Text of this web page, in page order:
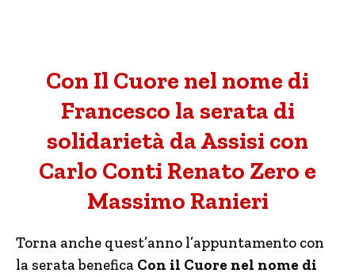
Con Il Cuore nel nome di
Francesco la serata di
solidarietà da Assisi con
Carlo Conti Renato Zero e
Massimo Ranieri
Torna anche quest’anno l’appuntamento con
la serata benefica Con il Cuore nel nome di